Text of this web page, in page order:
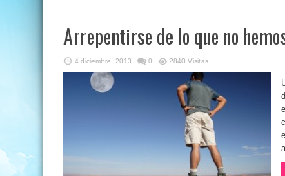
Arrepentirse de lo que no
4 diciembre, 2013 0 2840 Visitas